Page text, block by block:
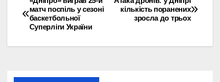
Навігація
записів
кількість поранених
зросла до трьох
матч поспіль у сезоні
баскетбольної
Суперліги України